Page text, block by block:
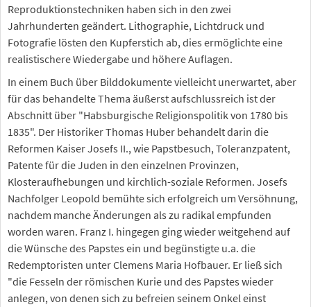
Reproduktionstechniken haben sich in den zwei
Jahrhunderten geändert. Lithographie, Lichtdruck und
Fotografie lösten den Kupferstich ab, dies ermöglichte eine
realistischere Wiedergabe und höhere Auflagen.
In einem Buch über Bilddokumente vielleicht unerwartet, aber
für das behandelte Thema äußerst aufschlussreich ist der
Abschnitt über "Habsburgische Religionspolitik von 1780 bis
1835". Der Historiker Thomas Huber behandelt darin die
Reformen Kaiser Josefs II., wie Papstbesuch, Toleranzpatent,
Patente für die Juden in den einzelnen Provinzen,
Klosteraufhebungen und kirchlich-soziale Reformen. Josefs
Nachfolger Leopold bemühte sich erfolgreich um Versöhnung,
nachdem manche Änderungen als zu radikal empfunden
worden waren. Franz I. hingegen ging wieder weitgehend auf
die Wünsche des Papstes ein und begünstigte u.a. die
Redemptoristen unter Clemens Maria Hofbauer. Er ließ sich
"die Fesseln der römischen Kurie und des Papstes wieder
anlegen, von denen sich zu befreien seinem Onkel einst